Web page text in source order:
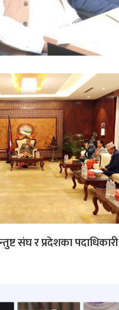
संघ र प्रदेशका पदाधिकारी